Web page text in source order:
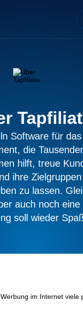
Software für
die
hilft, treue
ihre
zu lassen.
auch noch
soll wieder